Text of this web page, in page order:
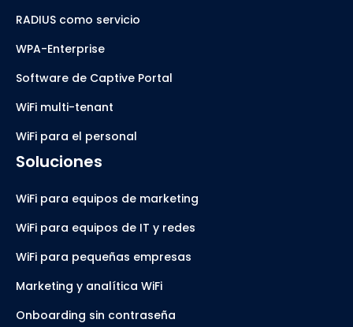
RADIUS como servicio
WPA-Enterprise
Software de Captive Portal
WiFi multi-tenant
WiFi para el personal
Soluciones
WiFi para equipos de marketing
WiFi para equipos de IT y redes
WiFi para pequeñas empresas
Marketing y analítica WiFi
Onboarding sin contraseña